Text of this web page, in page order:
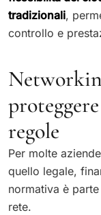
tradizionali,
controllo e
regole
Per molte
quello legale,
normativa è
rete.